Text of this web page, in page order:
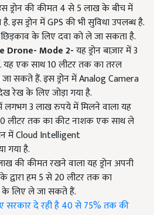
ड्रोन की कीमत 4 से 5 लाख के बीच में
है. इस ड्रोन मेंGPSकी भी सुविधा उपलब्ध है.
के लिए दवा को ले जा सकता है.
Drone- Mode2-यह ड्रोन बाज़ार में 3
एक साथ 10 लीटर तक का तरल
सकते हैं. इस ड्रोन मेंAnalog Camera
रेख के लिए जोड़ा गया है.
लगभग 3 लाख रुपये में मिलने वाला यह
लीटर तक का कीट नाशक एक साथ ले
मेंCloud Intelligent
गया है.
की कीमत रखने वाला यह ड्रोन अपनी
द्वारा हम 5 से 20 लीटर तक का
लिए ले जा सकते हैं.
सरकार दे रही है 40 से 75% तक की